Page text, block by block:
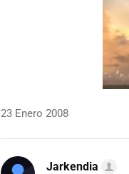
23 Enero 2008
Jarkendia